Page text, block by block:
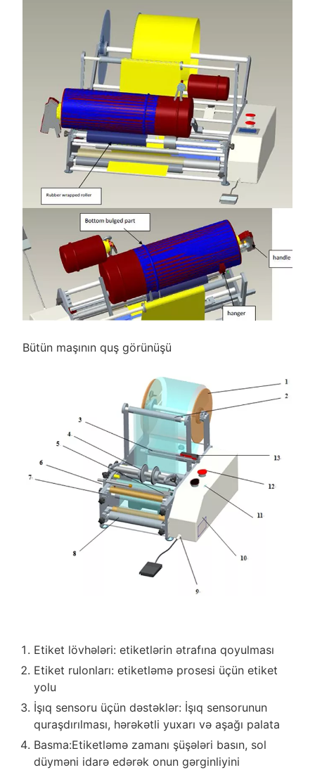
Bütün maşının quş görünüşü
Etiket lövhələri: etiketlərin ətrafına qoyulması
Etiket rulonları: etiketləmə prosesi üçün etiket
yolu
İşıq sensoru üçün dəstəklər: İşıq sensorunun
quraşdırılması, hərəkətli yuxarı və aşağı palata
Basma:Etiketləmə zamanı şüşələri basın, sol
düyməni idarə edərək onun gərginliyini